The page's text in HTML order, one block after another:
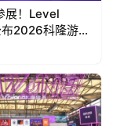
展！Level
2026科隆游戏